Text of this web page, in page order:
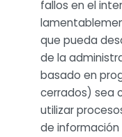
fallos en el
que pueda
de la
basado en
cerrados) sea
utilizar
de información